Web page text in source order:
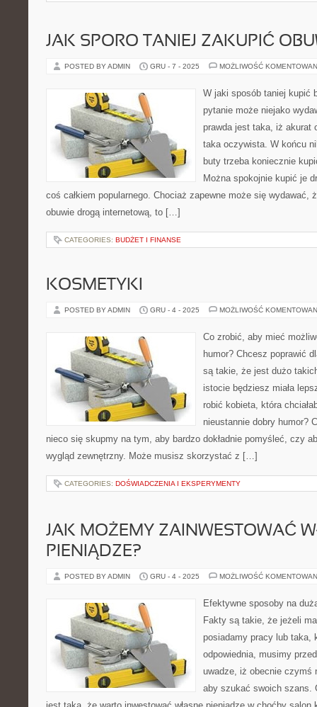
JAK SPORO TANIEJ ZAKUPIĆ
POSTED BY ADMIN GRU - 7 - 2025 MOŻLIWOŚĆ
W jaki sposób taniej kupić
pytanie może niejako
prawda jest taka, iż akurat
taka oczywista. W końcu
buty trzeba koniecznie
Można spokojnie kupić je
coś całkiem popularnego. Chociaż zapewne może się wydawać,
obuwie drogą internetową, to […]
CATEGORIES: BUDŻET I FINANSE
KOSMETYKI
POSTED BY ADMIN GRU - 4 - 2025 MOŻLIWOŚĆ
Co zrobić, aby mieć
humor? Chcesz poprawić
są takie, że jest dużo
istocie będziesz miała
robić kobieta, która
nieustannie dobry humor?
nieco się skupmy na tym, aby bardzo dokładnie pomyśleć, czy
wygląd zewnętrzny. Może musisz skorzystać z […]
CATEGORIES: DOŚWIADCZENIA I EKSPERYMENTY
JAK MOŻEMY ZAINWESTOWAĆ
PIENIĄDZE?
POSTED BY ADMIN GRU - 4 - 2025 MOŻLIWOŚĆ
Efektywne sposoby na
Fakty są takie, że jeżeli
posiadamy pracy lub taka,
odpowiednia, musimy
uwadze, iż obecnie czymś
aby szukać swoich szans.